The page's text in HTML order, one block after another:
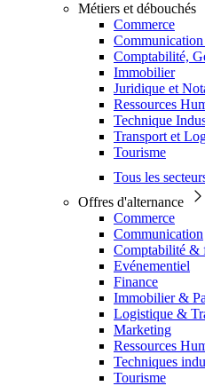
Métiers et débouchés
Commerce
Comptabilité,
Immobilier
Juridique et
Ressources
Technique
Transport et
Tourisme
Tous les
Offres d'alternance
Commerce
Communication
Comptabilité &
Evénementiel
Finance
Immobilier &
Logistique &
Marketing
Ressources
Techniques
Tourisme